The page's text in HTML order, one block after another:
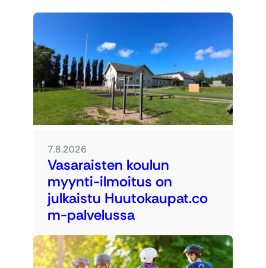
7.8.2026
Vasaraisten koulun
myynti-ilmoitus on
julkaistu Huutokaupat.co
m-palvelussa